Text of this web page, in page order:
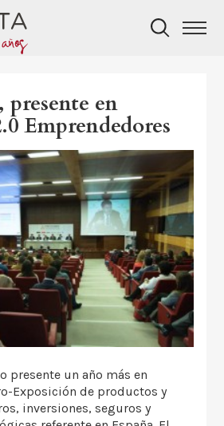
presente en
Emprendedores
presente un año más en
Exposición de productos y
inversiones, seguros y